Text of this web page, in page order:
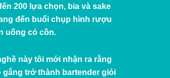
200 lựa chọn, bia và sake
đến buổi chụp hình rượu
uống có cồn.
này tôi mới nhận ra rằng
trở thành bartender giỏi